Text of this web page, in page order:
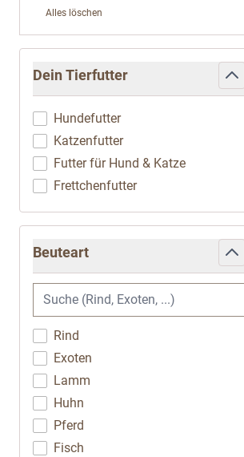
Alles löschen
Dein Tierfutter
filter
Hundefutter
Katzenfutter
Futter für Hund & Katze
Frettchenfutter
Beuteart
filter
Rind
Exoten
Lamm
Huhn
Pferd
Fisch